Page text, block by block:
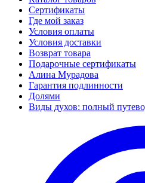
Сертификаты
Где мой заказ
Условия оплаты
Условия доставки
Возврат товара
Подарочные сертификаты
Алина Мурадова
Гарантия подлинности
Долями
Виды духов: полный